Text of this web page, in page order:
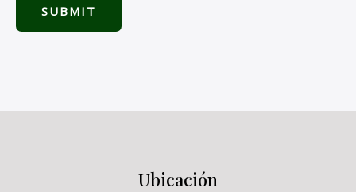
SUBMIT
Ubicación